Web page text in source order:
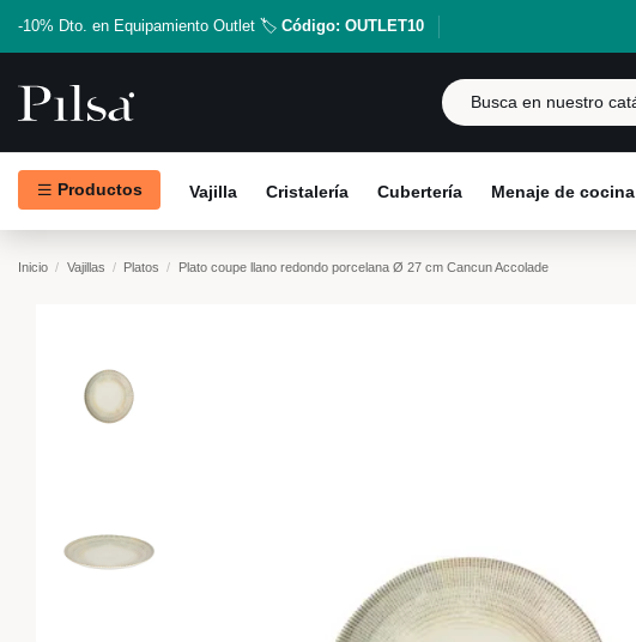
-10% Dto. en Equipamiento Outlet 🏷️ Código: OUTLET10
Productos Vajilla Cristalería Cubertería Menaje de cocina
Inicio Vajillas Platos Plato coupe llano redondo porcelana Ø 27 cm Cancun Accolade